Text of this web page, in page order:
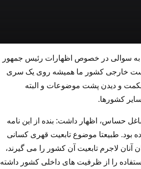
به سوالی در خصوص اظهارات رئیس جمهور
خارجی کشور ما همیشه روی یک سری
و دیدن پشت موضوعات و البته
کشورها.
حساس، اظهار داشت: بنده از این نامه
بود. طبیعتا موضوع تابعیت قهری کسانی
آنان لاجرم تابعیت آن کشور را می گیرند،
استفاده را از ظرفیت های داخلی کشور داشته